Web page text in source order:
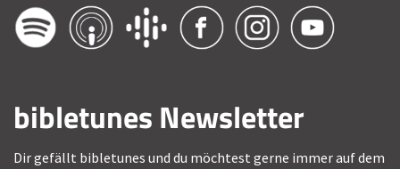
bibletunes Newsletter
Dir gefällt bibletunes und du möchtest gerne immer auf dem